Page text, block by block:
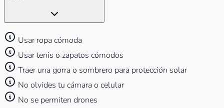
Usar ropa cómoda
Usar tenis o zapatos cómodos
Traer una gorra o sombrero para protección solar
No olvides tu cámara o celular
No se permiten drones